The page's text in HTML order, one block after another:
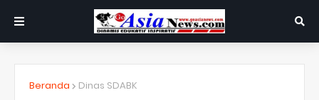
Beranda Dinas SDABK